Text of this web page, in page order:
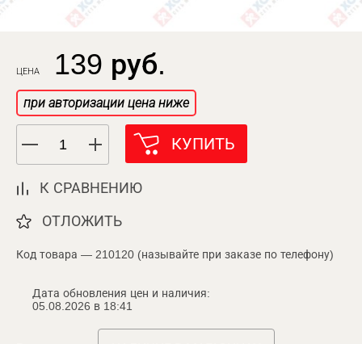
ЦЕНА 139 руб.
при авторизации цена ниже
КУПИТЬ
К СРАВНЕНИЮ
ОТЛОЖИТЬ
Код товара — 210120 (называйте при заказе по телефону)
Дата обновления цен и наличия:
05.08.2026 в 18:41